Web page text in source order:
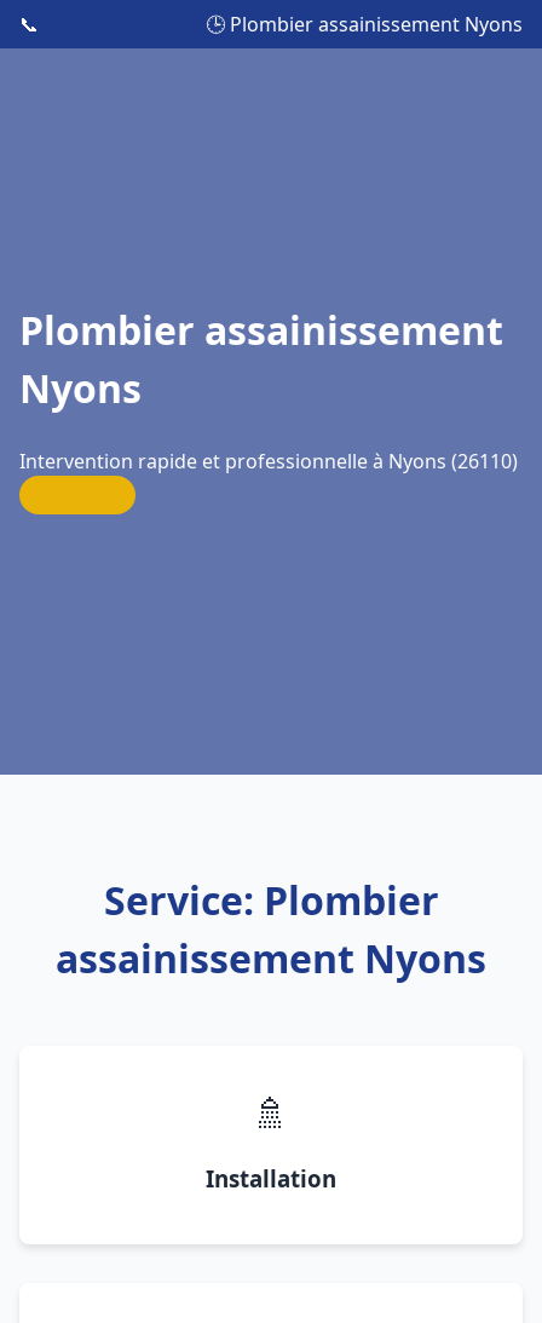
📞 🕒 Plombier assainissement Nyons
Plombier assainissement
Nyons
Intervention rapide et professionnelle à Nyons (26110)
Service: Plombier
assainissement Nyons
🚿
Installation